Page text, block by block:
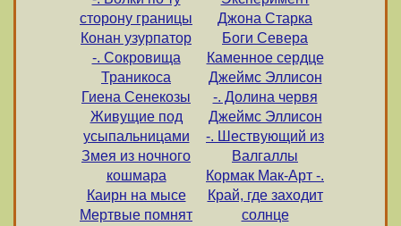
сторону границы
Конан узурпатор
-. Сокровища
Траникоса
Гиена Сенекозы
Живущие под
усыпальницами
Змея из ночного
кошмара
Каирн на мысе
Мертвые помнят
Джона Старка
Боги Севера
Каменное сердце
Джеймс Эллисон
-. Долина червя
Джеймс Эллисон
-. Шествующий из
Валгаллы
Кормак Мак-Арт -.
Край, где заходит
солнце